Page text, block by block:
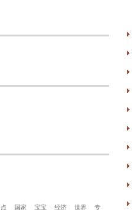
国家 宝宝 经济 世界
专